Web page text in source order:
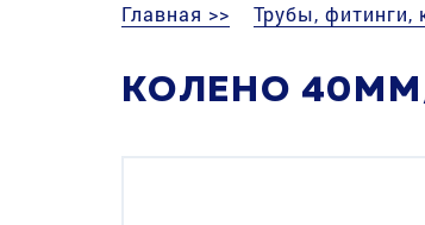
Главная >> Трубы, фитинги,
КОЛЕНО